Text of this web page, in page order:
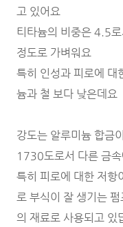
고 있어요
티타늄의 비중은 4.5
정도로 가벼워요
특히 인성과 피로에 대
늄과 철 보다 낮은데요
강도는 알루미늄 합금
1730도로서 다른 금
특히 피로에 대한 저항
로 부식이 잘 생기는
의 재료로 사용되고 있